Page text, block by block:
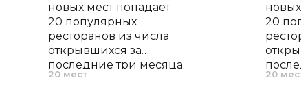
новых мест попадает
20 популярных
ресторанов из числа
открывшихся за
последние три месяца.
По нашему опыту, это
20 мест
новых
20
По
20 мест